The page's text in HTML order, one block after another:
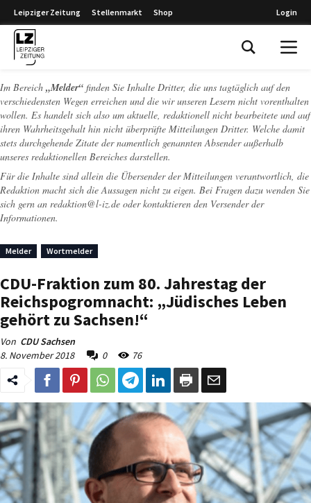
Leipziger Zeitung Stellenmarkt Shop Login
Im Bereich „Melder“ finden Sie Inhalte Dritter, die uns tagtäglich auf den
verschiedensten Wegen erreichen und die wir unseren Lesern nicht vorenthalten
wollen. Es handelt sich also um aktuelle, redaktionell nicht bearbeitete und auf
ihren Wahrheitsgehalt hin nicht überprüfte Mitteilungen Dritter. Welche damit
stets durchgehende Zitate der namentlich genannten Absender außerhalb
unseres redaktionellen Bereiches darstellen.
Für die Inhalte sind allein die Übersender der Mitteilungen verantwortlich, die
Redaktion macht sich die Aussagen nicht zu eigen. Bei Fragen dazu wenden Sie
sich gern an redaktion@l-iz.de oder kontaktieren den Versender der
Informationen.
Melder Wortmelder
CDU-Fraktion zum 80. Jahrestag der
Reichspogromnacht: „Jüdisches Leben
gehört zu Sachsen!“
Von CDU Sachsen
8. November 2018
0 76